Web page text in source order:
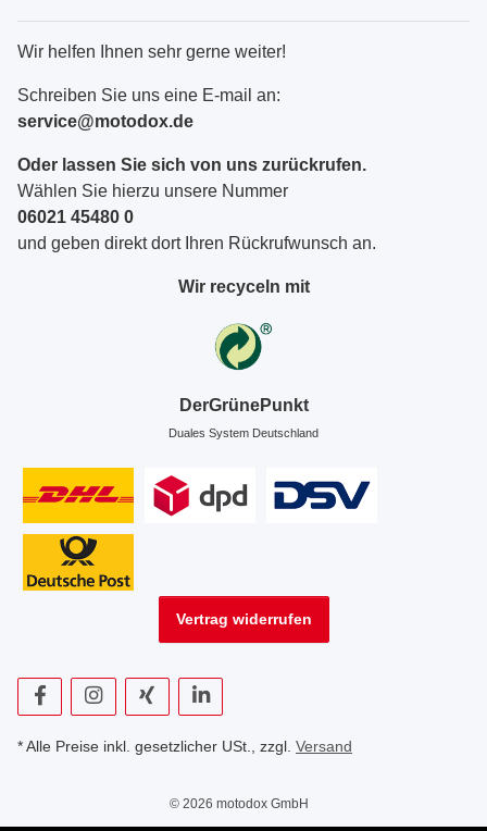
Wir helfen Ihnen sehr gerne weiter!
Schreiben Sie uns eine E-mail an:
service@motodox.de
Oder lassen Sie sich von uns zurückrufen.
Wählen Sie hierzu unsere Nummer
06021 45480 0
und geben direkt dort Ihren Rückrufwunsch an.
Wir recyceln mit
DerGrünePunkt
Duales System Deutschland
Vertrag widerrufen
* Alle Preise inkl. gesetzlicher USt., zzgl. Versand
© 2026 motodox GmbH